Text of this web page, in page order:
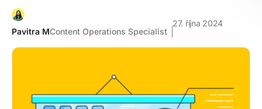
Pavitra MContent Operations Specialist
27. října 2024